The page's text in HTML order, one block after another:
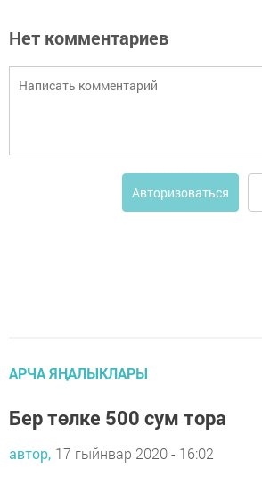
Нет комментариев
Авторизоваться
АРЧА ЯҢАЛЫКЛАРЫ
Бер төлке 500 сум тора
автор, 17 гыйнвар 2020 - 16:02